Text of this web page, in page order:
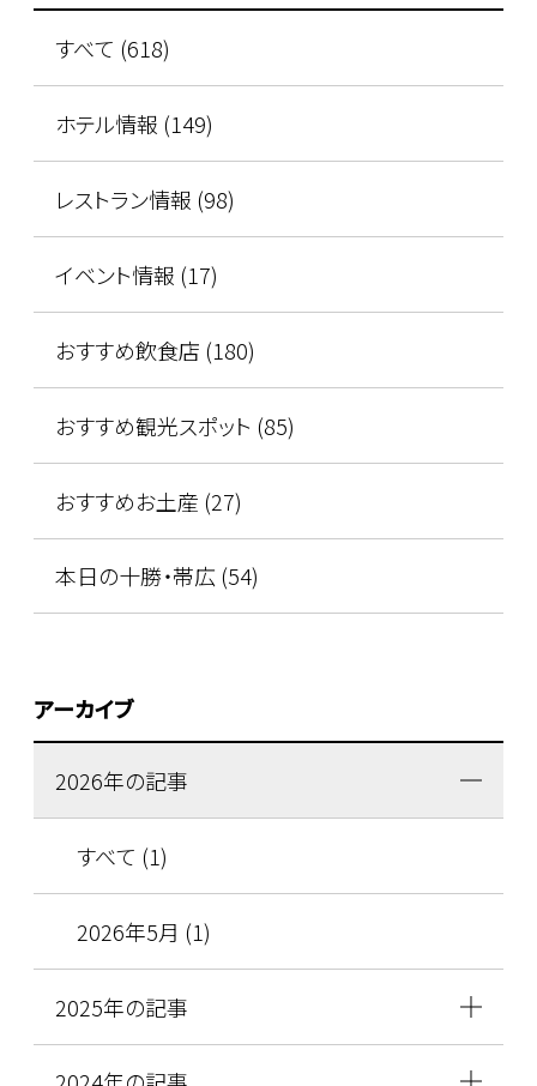
すべて (618)
ホテル情報 (149)
レストラン情報 (98)
イベント情報 (17)
おすすめ飲食店 (180)
おすすめ観光スポット (85)
おすすめお土産 (27)
本日の十勝・帯広 (54)
アーカイブ
2026年の記事
すべて (1)
2026年5月 (1)
2025年の記事